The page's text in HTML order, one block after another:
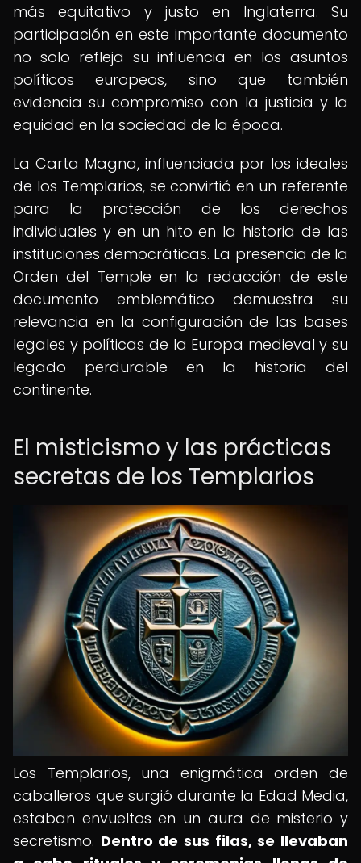
más equitativo y justo en Inglaterra. Su
participación en este importante documento
no solo refleja su influencia en los asuntos
políticos europeos, sino que también
evidencia su compromiso con la justicia y la
equidad en la sociedad de la época.
La Carta Magna, influenciada por los ideales
de los Templarios, se convirtió en un referente
para la protección de los derechos
individuales y en un hito en la historia de las
instituciones democráticas. La presencia de la
Orden del Temple en la redacción de este
documento emblemático demuestra su
relevancia en la configuración de las bases
legales y políticas de la Europa medieval y su
legado perdurable en la historia del
continente.
El misticismo y las prácticas
secretas de los Templarios
Los Templarios, una enigmática orden de
caballeros que surgió durante la Edad Media,
estaban envueltos en un aura de misterio y
secretismo. Dentro de sus filas, se llevaban